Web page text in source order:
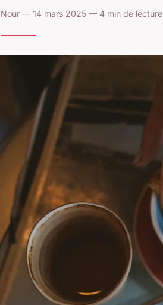
Nour — 14 mars 2025 — 4 min de lecture